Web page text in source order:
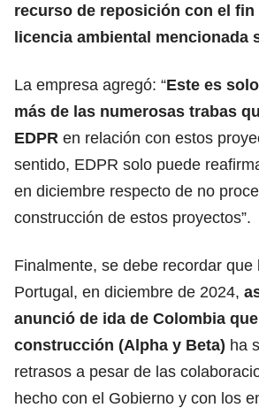
recurso de reposición con el fin
licencia ambiental mencionada
La empresa agregó: “Este es
más de las numerosas trabas
EDPR en relación con estos
sentido, EDPR solo puede
en diciembre respecto de no
construcción de estos proyectos”.
Finalmente, se debe recordar que
Portugal, en diciembre de 2024,
anunció de ida de Colombia
construcción (Alpha y Beta) ha
retrasos a pesar de las
hecho con el Gobierno y con los